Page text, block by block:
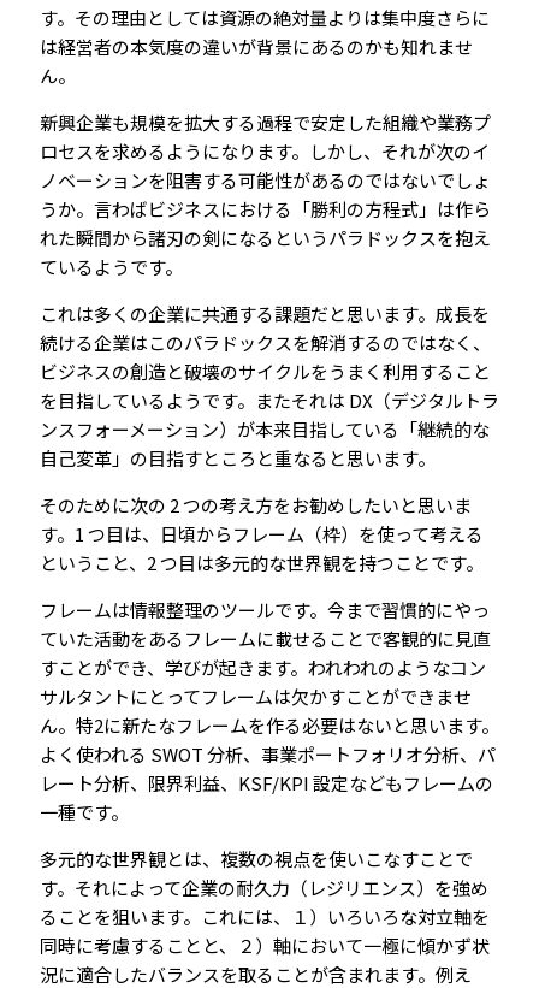
す。その理由としては資源の絶対量よりは集中度さらに
は経営者の本気度の違いが背景にあるのかも知れませ
ん。
新興企業も規模を拡大する過程で安定した組織や業務プ
ロセスを求めるようになります。しかし、それが次のイ
ノベーションを阻害する可能性があるのではないでしょ
うか。言わばビジネスにおける「勝利の方程式」は作ら
れた瞬間から諸刃の剣になるというパラドックスを抱え
ているようです。
これは多くの企業に共通する課題だと思います。成長を
続ける企業はこのパラドックスを解消するのではなく、
ビジネスの創造と破壊のサイクルをうまく利用すること
を目指しているようです。またそれは DX（デジタルトラ
ンスフォーメーション）が本来目指している「継続的な
自己変革」の目指すところと重なると思います。
そのために次の 2 つの考え方をお勧めしたいと思いま
す。1 つ目は、日頃からフレーム（枠）を使って考える
ということ、2 つ目は多元的な世界観を持つことです。
フレームは情報整理のツールです。今まで習慣的にやっ
ていた活動をあるフレームに載せることで客観的に見直
すことができ、学びが起きます。われわれのようなコン
サルタントにとってフレームは欠かすことができませ
ん。特2に新たなフレームを作る必要はないと思います。
よく使われる SWOT 分析、事業ポートフォリオ分析、パ
レート分析、限界利益、KSF/KPI 設定などもフレームの
一種です。
多元的な世界観とは、複数の視点を使いこなすことで
す。それによって企業の耐久力（レジリエンス）を強め
ることを狙います。これには、１）いろいろな対立軸を
同時に考慮することと、２）軸において一極に傾かず状
況に適合したバランスを取ることが含まれます。例え